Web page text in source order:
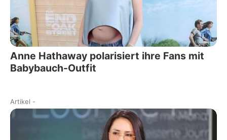
Anne Hathaway polarisiert ihre Fans mit
Babybauch-Outfit
Artikel -